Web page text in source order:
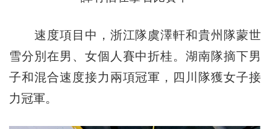
速度項目中，浙江隊虞澤軒和貴州隊蒙世
雪分別在男、女個人賽中折桂。湖南隊摘下男
子和混合速度接力兩項冠軍，四川隊獲女子接
力冠軍。